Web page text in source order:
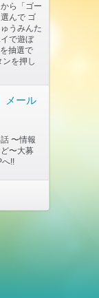
ら「ゴー
んで ゴ
うみんた
で遊ぼ
抽選で
を押し
メール
〜情報
〜大募
へ!!